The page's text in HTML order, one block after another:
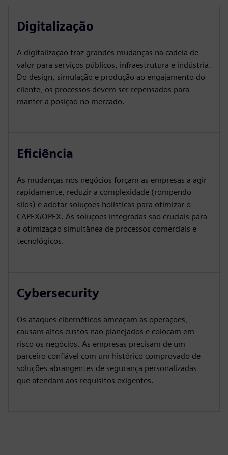
Digitalização
A digitalização traz grandes mudanças na cadeia de
valor para serviços públicos, infraestrutura e indústria.
Do design, simulação e produção ao engajamento do
cliente, os processos devem ser repensados para
manter a posição no mercado.
Eficiência
As mudanças nos negócios forçam as empresas a agir
rapidamente, reduzir a complexidade (rompendo
silos) e adotar soluções holísticas para otimizar o
CAPEX/OPEX. As soluções integradas são cruciais para
a otimização simultânea de processos comerciais e
tecnológicos.
Cybersecurity
Os ataques cibernéticos ameaçam as operações,
causam altos custos não planejados e colocam em
risco os negócios. As empresas precisam de um
parceiro confiável com um histórico comprovado de
soluções abrangentes de segurança personalizadas
que atendam aos requisitos exigentes.